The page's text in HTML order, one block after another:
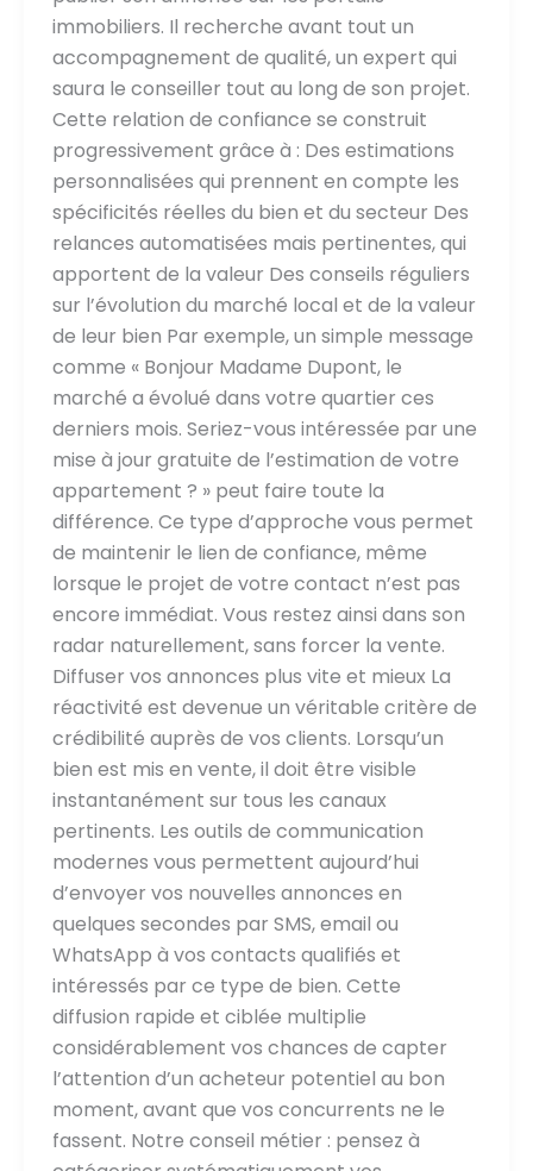
immobiliers. Il recherche avant tout un
accompagnement de qualité, un expert qui
saura le conseiller tout au long de son projet.
Cette relation de confiance se construit
progressivement grâce à : Des estimations
personnalisées qui prennent en compte les
spécificités réelles du bien et du secteur Des
relances automatisées mais pertinentes, qui
apportent de la valeur Des conseils réguliers
sur l’évolution du marché local et de la valeur
de leur bien Par exemple, un simple message
comme « Bonjour Madame Dupont, le
marché a évolué dans votre quartier ces
derniers mois. Seriez-vous intéressée par une
mise à jour gratuite de l’estimation de votre
appartement ? » peut faire toute la
différence. Ce type d’approche vous permet
de maintenir le lien de confiance, même
lorsque le projet de votre contact n’est pas
encore immédiat. Vous restez ainsi dans son
radar naturellement, sans forcer la vente.
Diffuser vos annonces plus vite et mieux La
réactivité est devenue un véritable critère de
crédibilité auprès de vos clients. Lorsqu’un
bien est mis en vente, il doit être visible
instantanément sur tous les canaux
pertinents. Les outils de communication
modernes vous permettent aujourd’hui
d’envoyer vos nouvelles annonces en
quelques secondes par SMS, email ou
WhatsApp à vos contacts qualifiés et
intéressés par ce type de bien. Cette
diffusion rapide et ciblée multiplie
considérablement vos chances de capter
l’attention d’un acheteur potentiel au bon
moment, avant que vos concurrents ne le
fassent. Notre conseil métier : pensez à